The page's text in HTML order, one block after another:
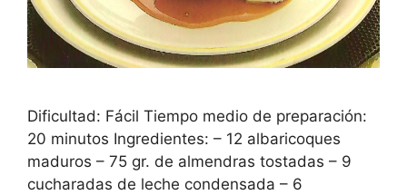
Dificultad: Fácil Tiempo medio de preparación:
20 minutos Ingredientes: – 12 albaricoques
maduros – 75 gr. de almendras tostadas – 9
cucharadas de leche condensada – 6